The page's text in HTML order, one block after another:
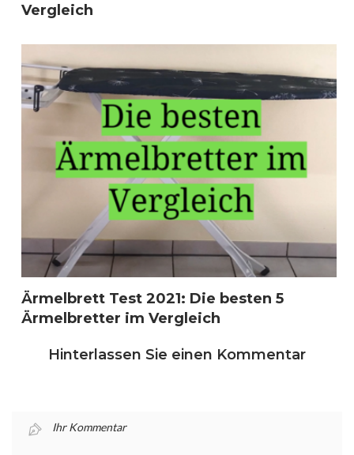
Vergleich
Ärmelbrett Test 2021: Die besten 5
Ärmelbretter im Vergleich
Hinterlassen Sie einen Kommentar